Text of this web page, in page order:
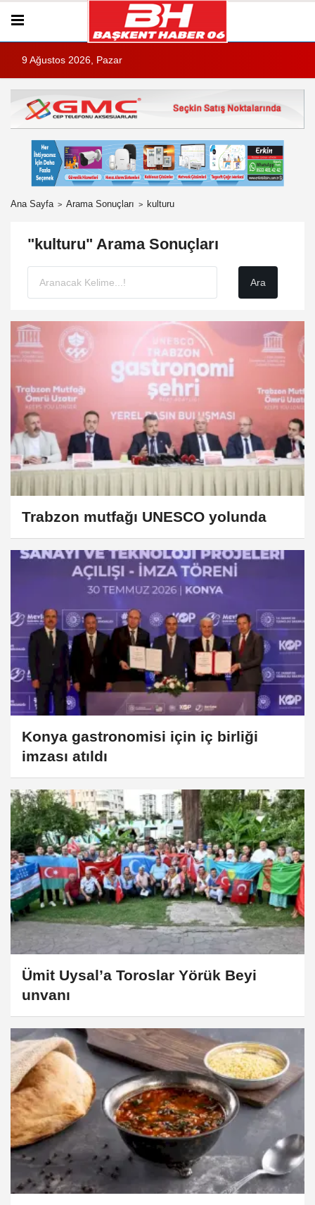
9 Ağustos 2026, Pazar
Ana Sayfa Arama Sonuçları kulturu
"kulturu" Arama Sonuçları
Trabzon mutfağı UNESCO yolunda
Konya gastronomisi için iç birliği
imzası atıldı
Ümit Uysal’a Toroslar Yörük Beyi
unvanı